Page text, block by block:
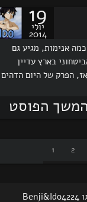
19
יולי
2014
אנימות, מגיע גם
בארץ עדיין
הפרק של היום הדהים
המשך הפוסט
1 2